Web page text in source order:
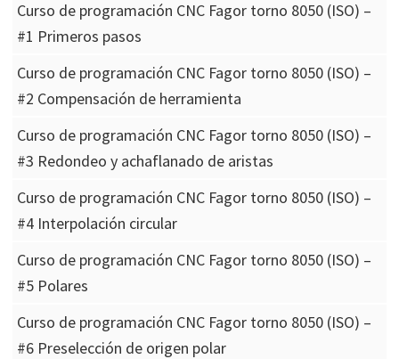
Curso de programación CNC Fagor torno 8050 (ISO) –
#1 Primeros pasos
Curso de programación CNC Fagor torno 8050 (ISO) –
#2 Compensación de herramienta
Curso de programación CNC Fagor torno 8050 (ISO) –
#3 Redondeo y achaflanado de aristas
Curso de programación CNC Fagor torno 8050 (ISO) –
#4 Interpolación circular
Curso de programación CNC Fagor torno 8050 (ISO) –
#5 Polares
Curso de programación CNC Fagor torno 8050 (ISO) –
#6 Preselección de origen polar